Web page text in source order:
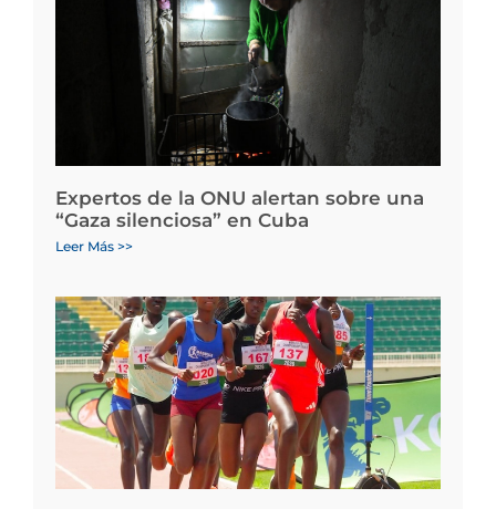
Expertos de la ONU alertan sobre una
“Gaza silenciosa” en Cuba
Leer Más >>